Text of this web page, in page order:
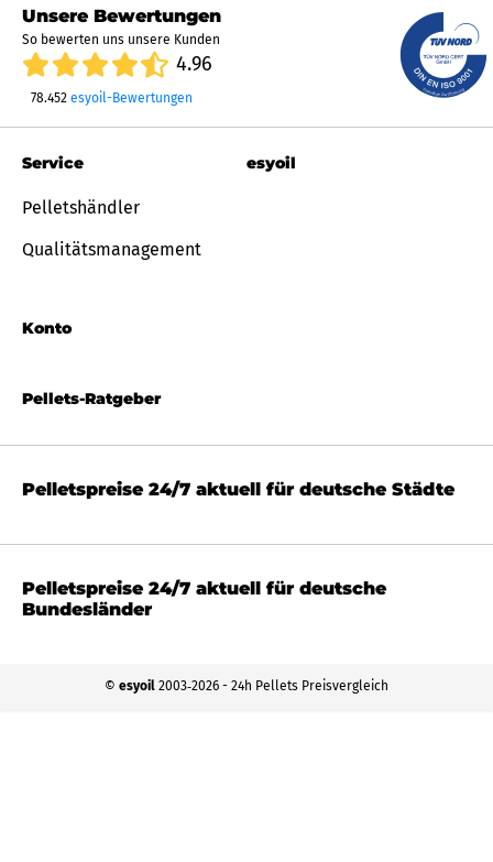
Unsere Bewertungen
So bewerten uns unsere Kunden
4.96
78.452 esyoil-Bewertungen
Pellets-Ratgeber
Service
Pelletshändler
Qualitätsmanagement
Konto
esyoil
Pelletspreise 24/7 aktuell für deutsche Städte
Pelletspreise 24/7 aktuell für deutsche
Bundesländer
© esyoil 2003‐2026 - 24h Pellets Preisvergleich